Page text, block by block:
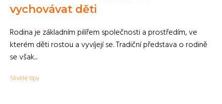
vychovávat děti
Rodina je základním pilířem společnosti a prostředím, ve
kterém děti rostou a vyvíjejí se. Tradiční představa o rodině
se však...
Skvělé tipy